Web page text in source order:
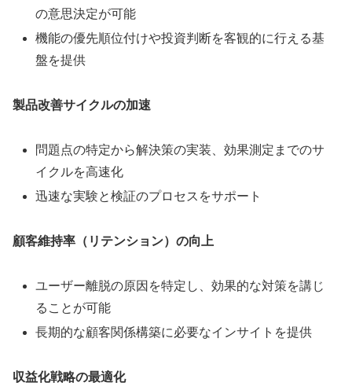
の意思決定が可能
機能の優先順位付けや投資判断を客観的に行える基
盤を提供
製品改善サイクルの加速
問題点の特定から解決策の実装、効果測定までのサ
イクルを高速化
迅速な実験と検証のプロセスをサポート
顧客維持率（リテンション）の向上
ユーザー離脱の原因を特定し、効果的な対策を講じ
ることが可能
長期的な顧客関係構築に必要なインサイトを提供
収益化戦略の最適化